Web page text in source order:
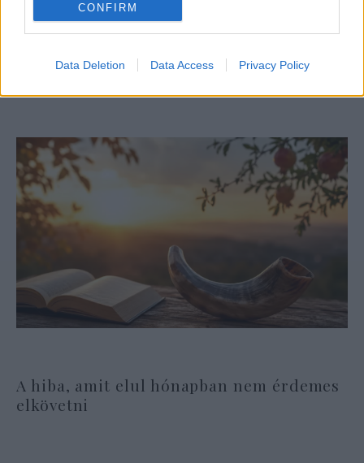
CONFIRM
Data Deletion Data Access Privacy Policy
Tudja ki volt a magyar dzsessz egyik
legendája, mindenki „Bubija”?
A hiba, amit elul hónapban nem érdemes
elkövetni